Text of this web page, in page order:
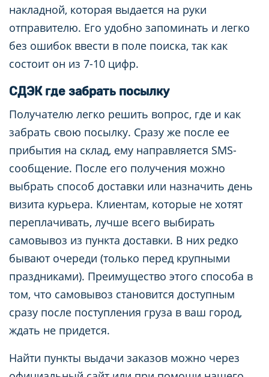
накладной, которая выдается на руки
отправителю. Его удобно запоминать и легко
без ошибок ввести в поле поиска, так как
состоит он из 7-10 цифр.
СДЭК где забрать посылку
Получателю легко решить вопрос, где и как
забрать свою посылку. Сразу же после ее
прибытия на склад, ему направляется SMS-
сообщение. После его получения можно
выбрать способ доставки или назначить день
визита курьера. Клиентам, которые не хотят
переплачивать, лучше всего выбирать
самовывоз из пункта доставки. В них редко
бывают очереди (только перед крупными
праздниками). Преимущество этого способа в
том, что самовывоз становится доступным
сразу после поступления груза в ваш город,
ждать не придется.
Найти пункты выдачи заказов можно через